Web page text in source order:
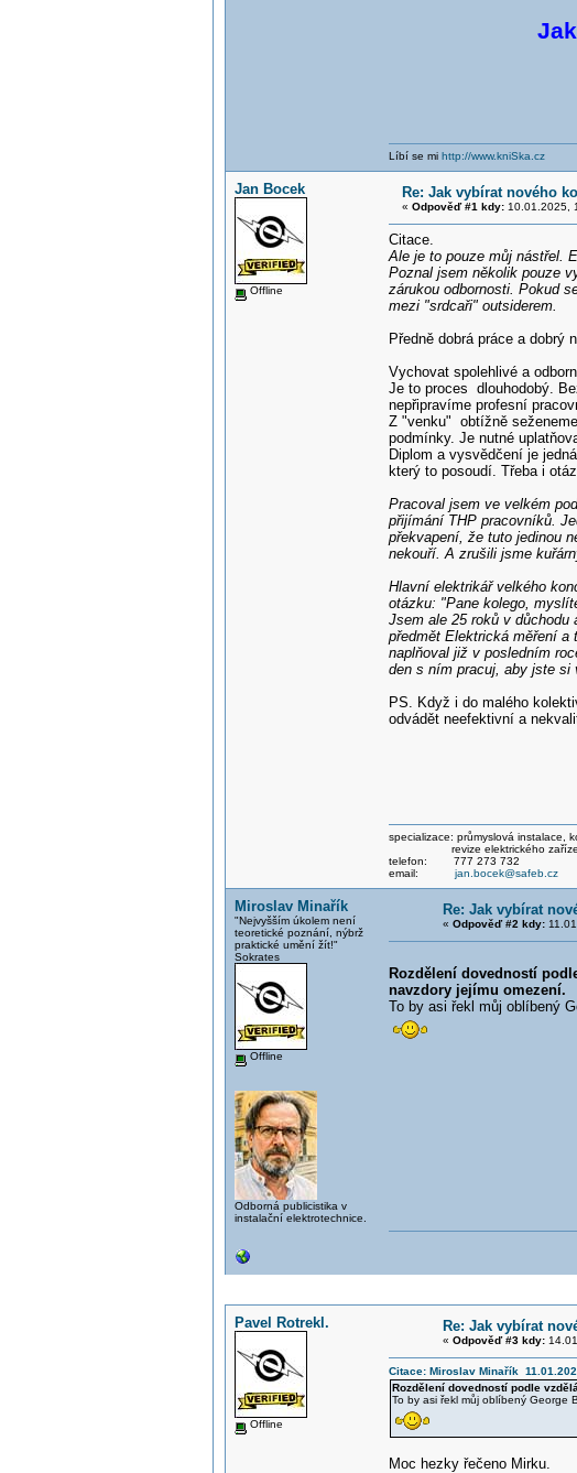
Líbí se mi http://www.kniSka.cz
Jan Bocek
Offline
Re: Jak vybírat nového
« Odpověď #1 kdy:10.01.2025,
Citace.
Ale je to pouze můj nástřel.
Poznal jsem několik pouze
zárukou odbornosti. Pokud
mezi "srdcaři" outsiderem.
Předně dobrá práce a dobrý
Vychovat spolehlivé a
Je to proces dlouhodobý.
nepřipravíme profesní
Z "venku" obtížně
podmínky. Je nutné
Diplom a vysvědčení je
který to posoudí. Třeba i
Pracoval jsem ve velkém
přijímání THP pracovníků.
překvapení, že tuto jedinou
nekouří. A zrušili jsme
Hlavní elektrikář velkého
otázku: "Pane kolego,
Jsem ale 25 roků v
předmět Elektrická měření a
naplňoval již v posledním
den s ním pracuj, aby jste si
PS. Když i do malého
odvádět neefektivní a
specializace: průmyslová instalace,
revize elektrického
telefon: 777 273 732
email: jan.bocek@safeb.cz
Miroslav Minařík
"Nejvyšším úkolem není
teoretické poznání, nýbrž
praktické umění žít!"
Sokrates
Offline
Odborná publicistika v
instalační elektrotechnice.
Re: Jak vybírat
« Odpověď #2 kdy:
Rozdělení dovedností
navzdory jejímu omezení.
To by asi řekl můj oblíbený
Pavel Rotrekl.
Offline
Re: Jak vybírat
« Odpověď #3 kdy:
Citace: Miroslav Minařík
Rozdělení dovedností podle
To by asi řekl můj oblíbený George
Moc hezky řečeno Mirku.